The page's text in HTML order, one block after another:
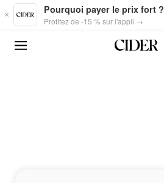
Skip to main content
Pourquoi payer le prix fort ?
Profitez de -15 % sur l'appli →